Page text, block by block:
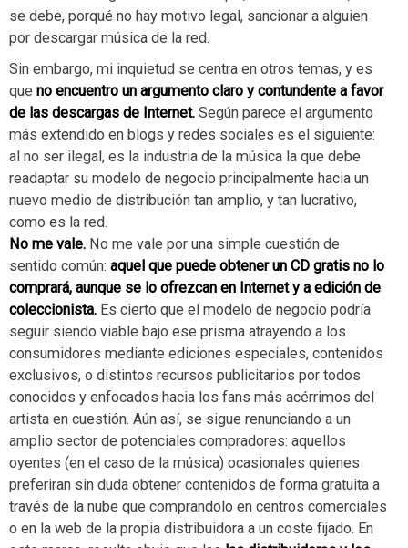
se debe, porqué no hay motivo legal, sancionar a alguien
por descargar música de la red.
Sin embargo, mi inquietud se centra en otros temas, y es
que no encuentro un argumento claro y contundente a favor
de las descargas de Internet. Según parece el argumento
más extendido en blogs y redes sociales es el siguiente:
al no ser ilegal, es la industria de la música la que debe
readaptar su modelo de negocio principalmente hacia un
nuevo medio de distribución tan amplio, y tan lucrativo,
como es la red.
No me vale. No me vale por una simple cuestión de
sentido común: aquel que puede obtener un CD gratis no lo
comprará, aunque se lo ofrezcan en Internet y a edición de
coleccionista. Es cierto que el modelo de negocio podría
seguir siendo viable bajo ese prisma atrayendo a los
consumidores mediante ediciones especiales, contenidos
exclusivos, o distintos recursos publicitarios por todos
conocidos y enfocados hacia los fans más acérrimos del
artista en cuestión. Aún así, se sigue renunciando a un
amplio sector de potenciales compradores: aquellos
oyentes (en el caso de la música) ocasionales quienes
preferiran sin duda obtener contenidos de forma gratuita a
través de la nube que comprandolo en centros comerciales
o en la web de la propia distribuidora a un coste fijado. En